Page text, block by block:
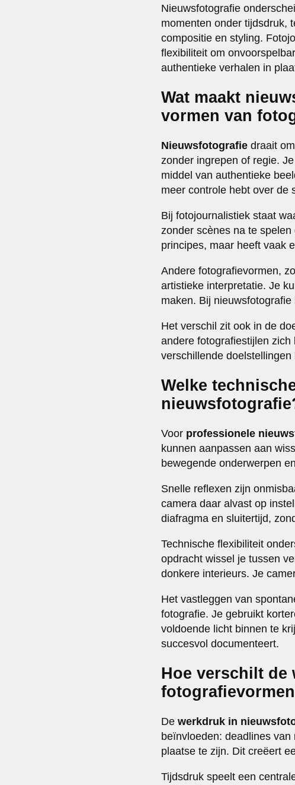
Nieuwsfotografie
momenten onder tijdsdruk,
compositie en styling.
flexibiliteit om
authentieke verhalen in
Wat maakt
vormen van
Nieuwsfotografie draait
zonder ingrepen of regie.
middel van authentieke
meer controle hebt over de
Bij fotojournalistiek staat
zonder scènes na te
principes, maar heeft vaak
Andere fotografievormen,
artistieke interpretatie. Je
maken. Bij
Het verschil zit ook in de
andere fotografiestijlen
verschillende
Welke
Voor professionele
kunnen aanpassen aan
bewegende onderwerpen
Snelle reflexen zijn
camera daar alvast op
diafragma en sluitertijd,
Technische flexibiliteit
opdracht wissel je tussen
donkere interieurs. Je
Het vastleggen van
fotografie. Je gebruikt
voldoende licht binnen te
succesvol documenteert.
Hoe verschilt de
De werkdruk in
beïnvloeden: deadlines
plaatse te zijn. Dit creëert
Tijdsdruk speelt een